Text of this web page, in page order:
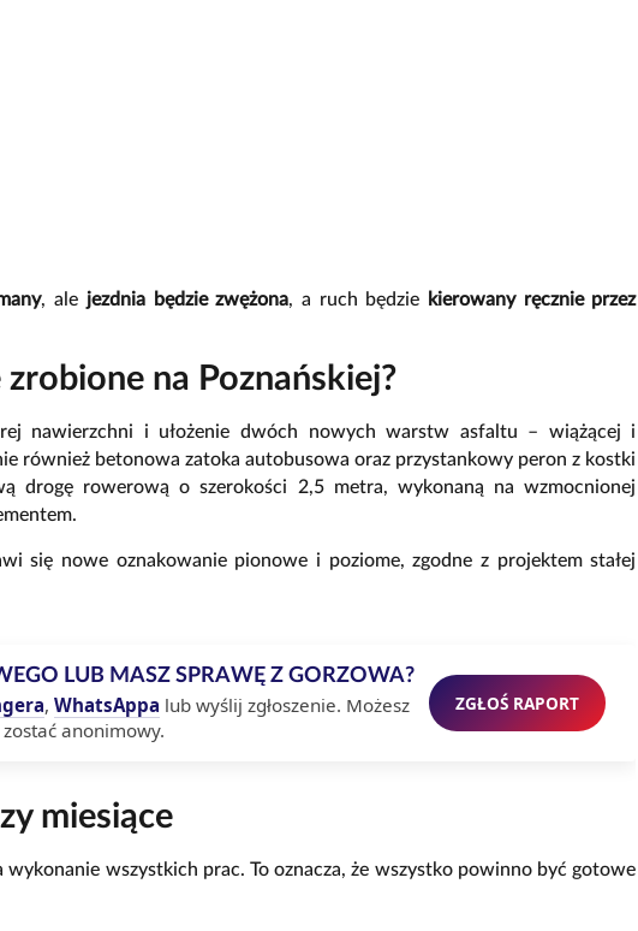
, ale jezdnia będzie zwężona, a ruch będzie
kierowany ręcznie przez
na Poznańskiej?
nawierzchni i ułożenie dwóch nowych warstw asfaltu – wiążącej i
również betonowa zatoka autobusowa oraz przystankowy peron z kostki
drogę rowerową o szerokości 2,5 metra, wykonaną na wzmocnionej
się nowe oznakowanie pionowe i poziome, zgodne z projektem stałej
LUB MASZ SPRAWĘ Z GORZOWA?
, WhatsAppa lub wyślij zgłoszenie. Możesz
zostać anonimowy.
ZGŁOŚ RAPORT
miesiące
wykonanie wszystkich prac. To oznacza, że wszystko powinno być gotowe